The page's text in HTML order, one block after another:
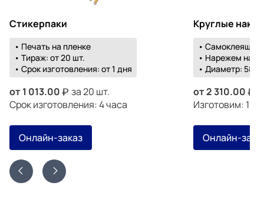
Стикерпаки
• Печать на пленке
• Тираж: от 20 шт.
• Срок изготовления: от 1 дня
от 1 013.00
за 20 шт.
Срок изготовления: 4 часа
Онлайн-заказ
Круглые
•
• Нарежем на
• Диаметр: 58-
от2 310.00
Изготовим: 18
Онлайн-